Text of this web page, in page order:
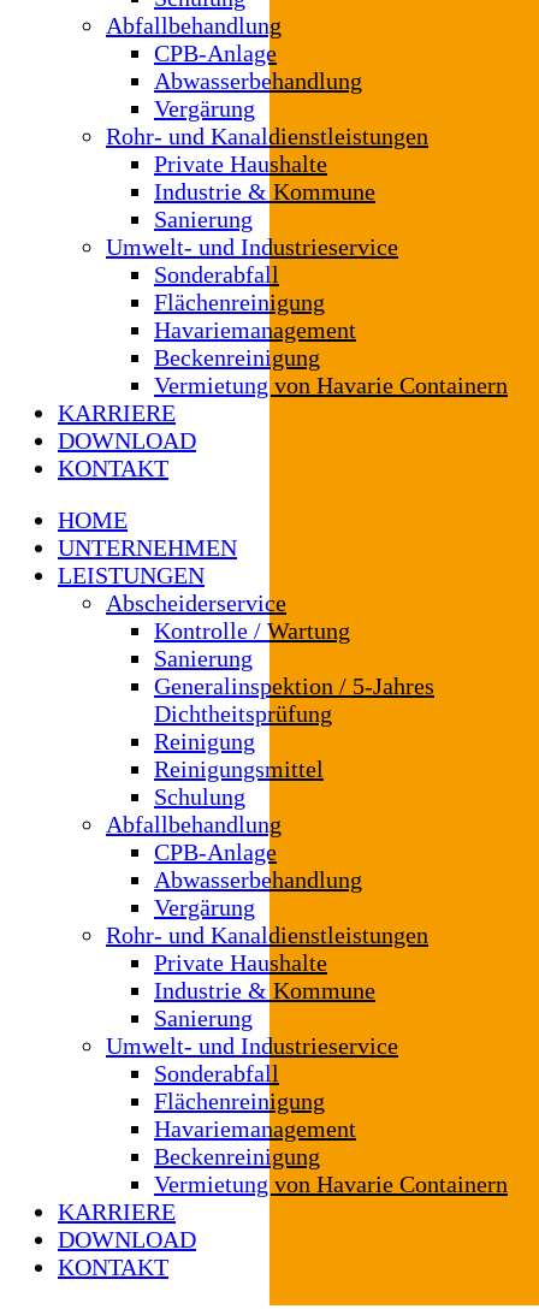
Abfallbehandlung
CPB-Anlage
Abwasserbehandlung
Vergärung
Rohr- und Kanaldienstleistungen
Private Haushalte
Industrie & Kommune
Sanierung
Umwelt- und Industrieservice
Sonderabfall
Flächenreinigung
Havariemanagement
Beckenreinigung
Vermietung von Havarie Containern
KARRIERE
DOWNLOAD
KONTAKT
HOME
UNTERNEHMEN
LEISTUNGEN
Abscheiderservice
Kontrolle / Wartung
Sanierung
Generalinspektion / 5-Jahres
Dichtheitsprüfung
Reinigung
Reinigungsmittel
Schulung
Abfallbehandlung
CPB-Anlage
Abwasserbehandlung
Vergärung
Rohr- und Kanaldienstleistungen
Private Haushalte
Industrie & Kommune
Sanierung
Umwelt- und Industrieservice
Sonderabfall
Flächenreinigung
Havariemanagement
Beckenreinigung
Vermietung von Havarie Containern
KARRIERE
DOWNLOAD
KONTAKT